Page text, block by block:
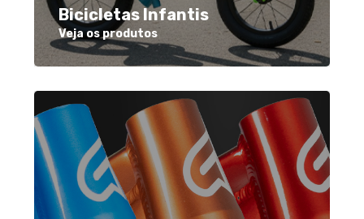
Bicicletas Infantis
Veja os produtos